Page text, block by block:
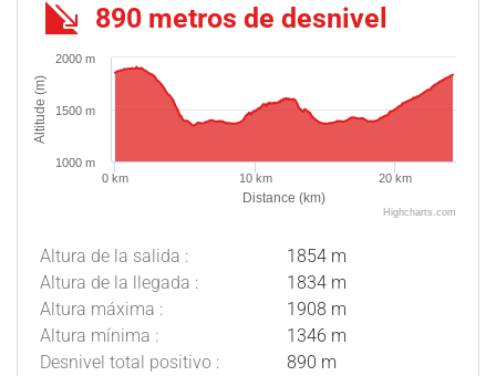
890 metros de desnivel
Distance (km)
Altitude (m)
0 km 10 km 20 km
1000 m
1500 m
2000 m
Highcharts.com
Altura de la salida :
1854 m
Altura de la llegada :
1834 m
Altura máxima :
1908 m
Altura mínima :
1346 m
Desnivel total positivo :
890 m